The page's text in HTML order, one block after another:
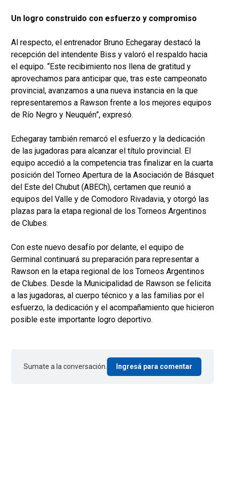
Un logro construido con esfuerzo y compromiso
Al respecto, el entrenador Bruno Echegaray destacó la
recepción del intendente Biss y valoró el respaldo hacia
el equipo. “Este recibimiento nos llena de gratitud y
aprovechamos para anticipar que, tras este campeonato
provincial, avanzamos a una nueva instancia en la que
representaremos a Rawson frente a los mejores equipos
de Río Negro y Neuquén”, expresó.
Echegaray también remarcó el esfuerzo y la dedicación
de las jugadoras para alcanzar el título provincial. El
equipo accedió a la competencia tras finalizar en la cuarta
posición del Torneo Apertura de la Asociación de Básquet
del Este del Chubut (ABECh), certamen que reunió a
equipos del Valle y de Comodoro Rivadavia, y otorgó las
plazas para la etapa regional de los Torneos Argentinos
de Clubes.
Con este nuevo desafío por delante, el equipo de
Germinal continuará su preparación para representar a
Rawson en la etapa regional de los Torneos Argentinos
de Clubes. Desde la Municipalidad de Rawson se felicita
a las jugadoras, al cuerpo técnico y a las familias por el
esfuerzo, la dedicación y el acompañamiento que hicieron
posible este importante logro deportivo.
Sumate a la conversación. Ingresá para comentar